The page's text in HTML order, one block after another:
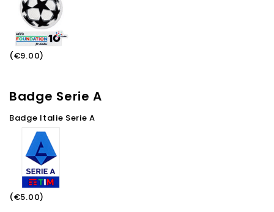
(€9.00)
Badge Serie A
Badge Italie Serie A
(€5.00)